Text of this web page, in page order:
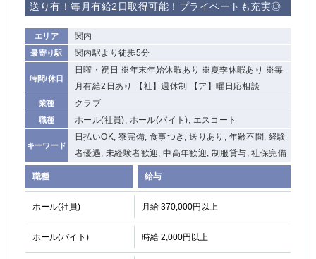
送り有！毎月有給2日取得可能！プライベートも充実◎
エリア 関内
最寄り駅 関内駅より徒歩5分
時間/休日
日曜・祝日 ※年末年始休暇あり ※夏季休暇あり ※毎
月有給2日あり 【社】週休制 【ア】曜日応相談
業種 クラブ
職種 ホール(社員), ホール(バイト), エスコート
キーワード
日払いOK, 寮完備, 食事つき, 送りあり, 年齢不問, 経験
者優遇, 未経験者歓迎, 中高年歓迎, 制服貸与, 社保完備
職種 給与
ホール(社員) 月給 370,000円以上
ホール(バイト) 時給 2,000円以上